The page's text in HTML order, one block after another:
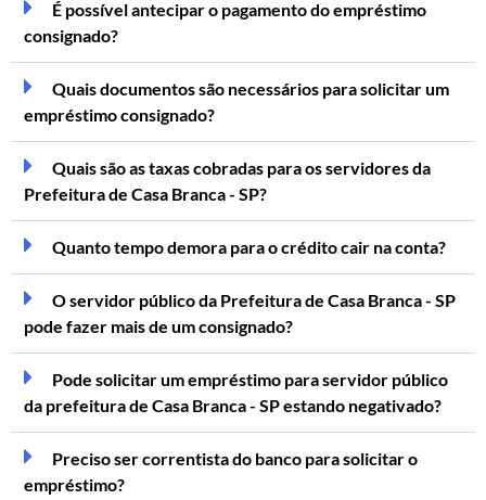
É possível antecipar o pagamento do empréstimo
consignado?
Quais documentos são necessários para solicitar um
empréstimo consignado?
Quais são as taxas cobradas para os servidores da
Prefeitura de Casa Branca - SP?
Quanto tempo demora para o crédito cair na conta?
O servidor público da Prefeitura de Casa Branca - SP
pode fazer mais de um consignado?
Pode solicitar um empréstimo para servidor público
da prefeitura de Casa Branca - SP estando negativado?
Preciso ser correntista do banco para solicitar o
empréstimo?